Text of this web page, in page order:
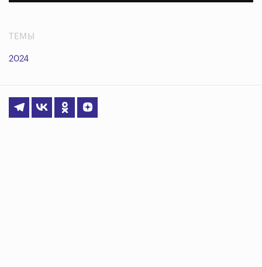
ТЕМЫ
2024